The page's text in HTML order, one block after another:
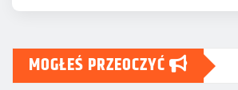
MOGŁEŚ PRZEOCZYĆ